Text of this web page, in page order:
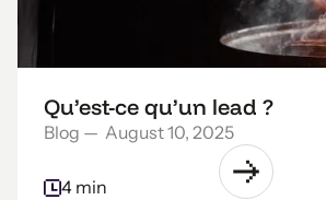
Qu’est-ce qu’un lead ?
Blog — August 10, 2025
4 min